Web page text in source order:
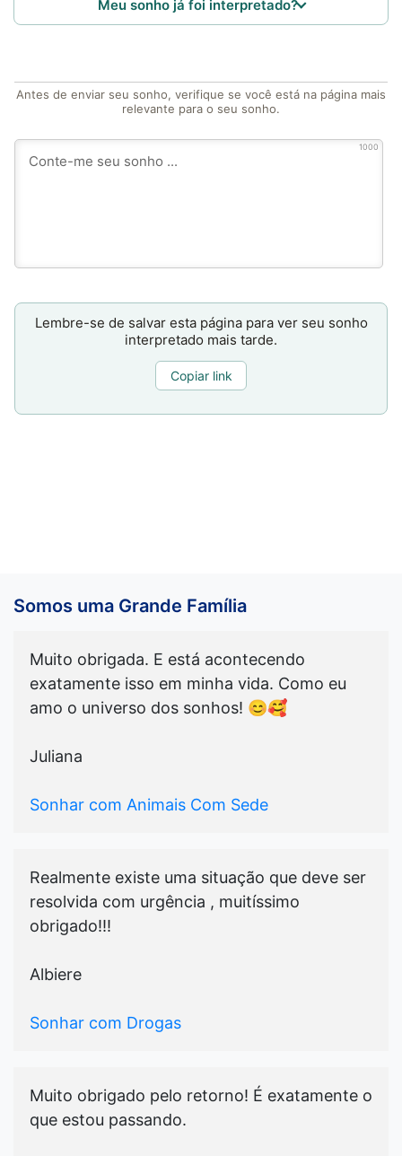
Meu sonho já foi interpretado?
Antes de enviar seu sonho, verifique se você está na página mais
relevante para o seu sonho.
1000
Lembre-se de salvar esta página para ver seu sonho
interpretado mais tarde.
Copiar link
Somos uma Grande Família
Muito obrigada. E está acontecendo
exatamente isso em minha vida. Como eu
amo o universo dos sonhos! 😊🥰
Juliana
Sonhar com Animais Com Sede
Realmente existe uma situação que deve ser
resolvida com urgência , muitíssimo
obrigado!!!
Albiere
Sonhar com Drogas
Muito obrigado pelo retorno! É exatamente o
que estou passando.